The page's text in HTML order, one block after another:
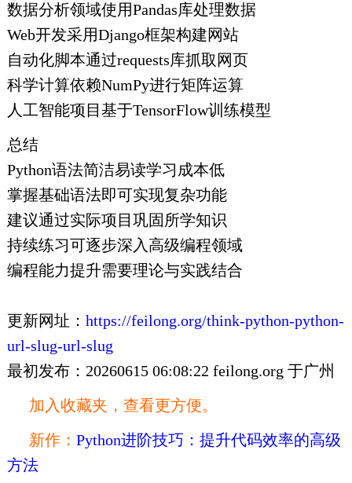
数据分析领域使用Pandas库处理数据
Web开发采用Django框架构建网站
自动化脚本通过requests库抓取网页
科学计算依赖NumPy进行矩阵运算
人工智能项目基于TensorFlow训练模型
总结
Python语法简洁易读学习成本低
掌握基础语法即可实现复杂功能
建议通过实际项目巩固所学知识
持续练习可逐步深入高级编程领域
编程能力提升需要理论与实践结合
更新网址： https://feilong.org/think-python-python-
url-slug-url-slug
最初发布：20260615 06:08:22 feilong.org 于广州
加入收藏夹，查看更方便。
新作： Python进阶技巧：提升代码效率的高级
方法